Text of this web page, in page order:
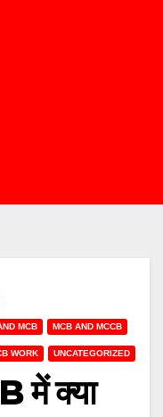
MCB MCB AND MCCB
WORK UNCATEGORIZED
में क्या